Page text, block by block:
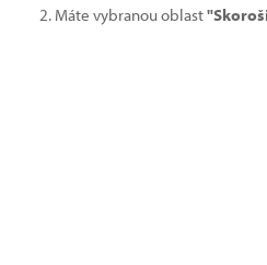
Máte vybranou oblast